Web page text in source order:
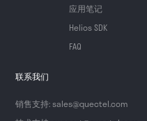
应用笔记
Helios SDK
FAQ
联系我们
销售支持: sales@quectel.com